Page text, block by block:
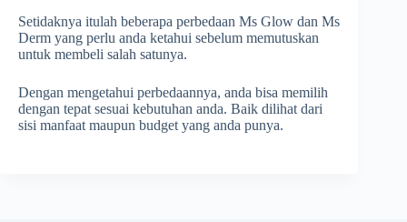
Setidaknya itulah beberapa perbedaan Ms Glow dan Ms
Derm yang perlu anda ketahui sebelum memutuskan
untuk membeli salah satunya.
Dengan mengetahui perbedaannya, anda bisa memilih
dengan tepat sesuai kebutuhan anda. Baik dilihat dari
sisi manfaat maupun budget yang anda punya.